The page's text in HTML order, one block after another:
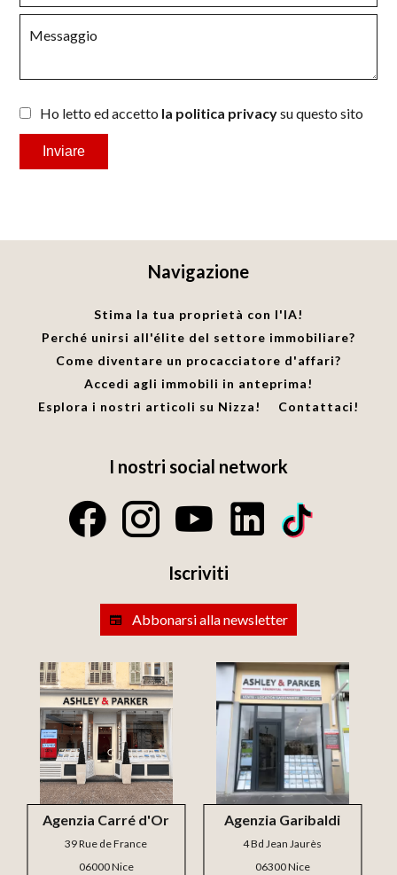
Ho letto ed accetto la politica privacysu questo sito
Inviare
Navigazione
Stima la tua proprietà con l'IA!
Perché unirsi all'élite del settore immobiliare?
Come diventare un procacciatore d'affari?
Accedi agli immobili in anteprima!
Esplora i nostri articoli su Nizza!
Contattaci!
I nostri social network
Iscriviti
Abbonarsi alla newsletter
Agenzia Carré d'Or
39 Rue de France
06000 Nice
Agenzia Garibaldi
4 Bd Jean Jaurès
06300 Nice